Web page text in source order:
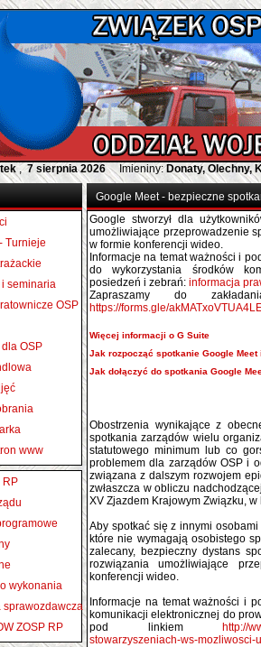
,7 sierpnia 2026 Imieniny:Donaty, Olechny,
Turnieje
seminaria
OSP
OSP
www
RP
wykonania
sprawozdawcza
ZOSP RP
Google Meet - bezpieczne
Google stworzył dla
umożliwiające przeprowadzenie
w formie konferencji wideo.
Informacje na temat ważności i
do wykorzystania środków
posiedzeń i zebrań: informacja
Zapraszamy do
https://forms.gle/
Więcej informacji o G Suite
Jak rozpocząć spotkanie Google
Jak dołączyć do spotkania Google
Obostrzenia wynikające z
spotkania zarządów wielu
statutowego minimum lub co
problemem dla zarządów OSP i
związana z dalszym rozwojem
zwłaszcza w obliczu
XV Zjazdem Krajowym Związku,
Aby spotkać się z innymi
które nie wymagają osobistego
zalecany, bezpieczny dystans
rozwiązania umożliwiające
konferencji wideo.
Informacje na temat ważności i
komunikacji elektronicznej do
pod linkiem http://
stowarzyszeniach-ws-